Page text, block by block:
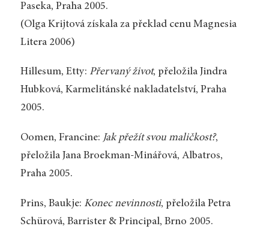
Paseka, Praha 2005.
(Olga Krijtová získala za překlad cenu Magnesia
Litera 2006)
Hillesum, Etty: Přervaný život, přeložila Jindra
Hubková, Karmelitánské nakladatelství, Praha
2005.
Oomen, Francine: Jak přežít svou maličkost?,
přeložila Jana Broekman-Minářová, Albatros,
Praha 2005.
Prins, Baukje: Konec nevinnosti, přeložila Petra
Schürová, Barrister & Principal, Brno 2005.